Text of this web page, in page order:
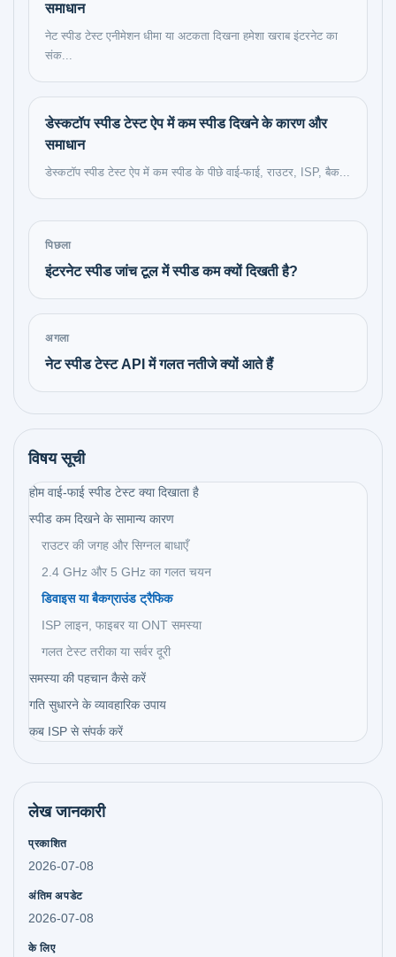
समाधान
नेट स्पीड टेस्ट एनीमेशन धीमा या अटकता दिखना हमेशा खराब इंटरनेट का
संक...
डेस्कटॉप स्पीड टेस्ट ऐप में कम स्पीड दिखने के कारण और
समाधान
डेस्कटॉप स्पीड टेस्ट ऐप में कम स्पीड के पीछे वाई-फाई, राउटर, ISP, बैक...
पिछला
इंटरनेट स्पीड जांच टूल में स्पीड कम क्यों दिखती है?
अगला
नेट स्पीड टेस्ट API में गलत नतीजे क्यों आते हैं
विषय सूची
होम वाई-फाई स्पीड टेस्ट क्या दिखाता है
स्पीड कम दिखने के सामान्य कारण
राउटर की जगह और सिग्नल बाधाएँ
2.4 GHz और 5 GHz का गलत चयन
डिवाइस या बैकग्राउंड ट्रैफिक
ISP लाइन, फाइबर या ONT समस्या
गलत टेस्ट तरीका या सर्वर दूरी
समस्या की पहचान कैसे करें
गति सुधारने के व्यावहारिक उपाय
कब ISP से संपर्क करें
लेख जानकारी
प्रकाशित
2026-07-08
अंतिम अपडेट
2026-07-08
के लिए